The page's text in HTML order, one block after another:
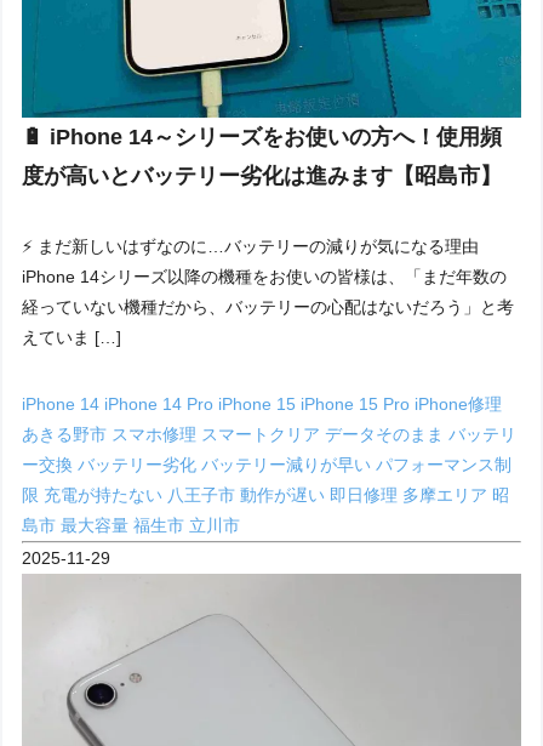
🔋 iPhone 14～シリーズをお使いの方へ！使用頻
度が高いとバッテリー劣化は進みます【昭島市】
⚡️ まだ新しいはずなのに…バッテリーの減りが気になる理由
iPhone 14シリーズ以降の機種をお使いの皆様は、「まだ年数の
経っていない機種だから、バッテリーの心配はないだろう」と考
えていま […]
iPhone 14 iPhone 14 Pro iPhone 15 iPhone 15 Pro iPhone修理
あきる野市 スマホ修理 スマートクリアデータそのままバッテリ
ー交換バッテリー劣化バッテリー減りが早いパフォーマンス制
限 充電が持たない 八王子市動作が遅い 即日修理 多摩エリア 昭
島市最大容量福生市 立川市
2025-11-29